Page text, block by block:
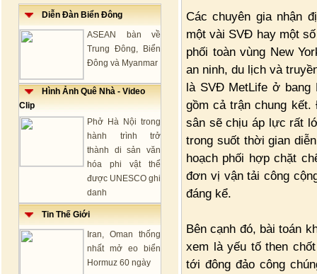
Diễn Đàn Biển Đông
ASEAN bàn về
Trung Đông, Biển
Đông và Myanmar
Hình Ảnh Quê Nhà - Video
Clip
Phở Hà Nội trong
hành trình trở
thành di sản văn
hóa phi vật thể
được UNESCO ghi
danh
Tin Thế Giới
Iran, Oman thống
nhất mở eo biển
Hormuz 60 ngày
Các chuyên gia nhận
một vài SVĐ hay một
phối toàn vùng New
an ninh, du lịch và
là SVĐ MetLife ở bang
gồm cả trận chung
sân sẽ chịu áp lực rất
trong suốt thời gian
hoạch phối hợp chặt
đơn vị vận tải công
đáng kể.
Bên cạnh đó, bài toán
xem là yếu tố then
tới đông đảo công